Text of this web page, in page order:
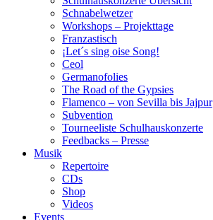
Schnabelwetzer
Workshops – Projekttage
Franzastisch
¡Let´s sing oise Song!
Ceol
Germanofolies
The Road of the Gypsies
Flamenco – von Sevilla bis Jajpur
Subvention
Tourneeliste Schulhauskonzerte
Feedbacks – Presse
Musik
Repertoire
CDs
Shop
Videos
Events